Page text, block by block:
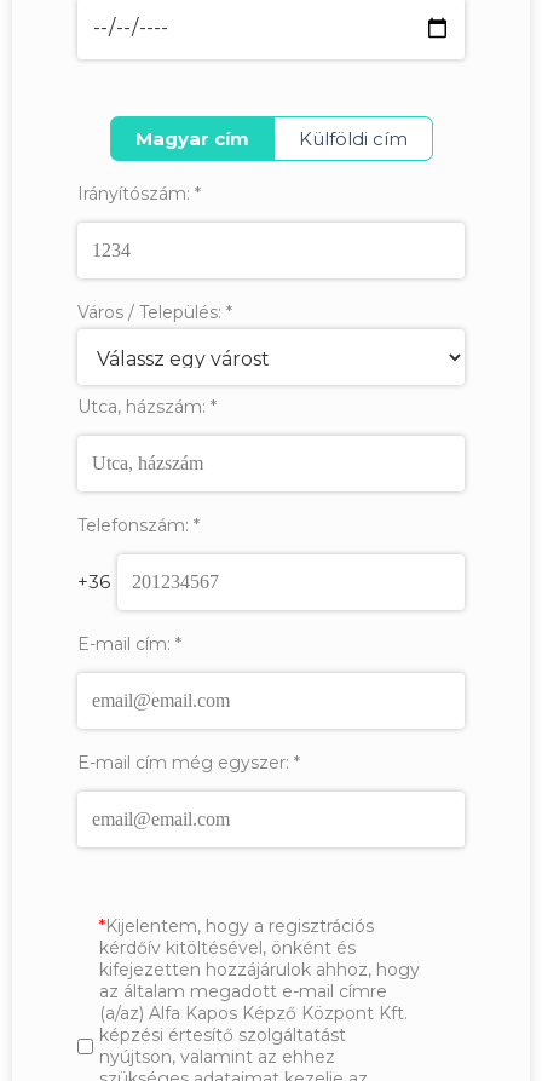
Magyar cím Külföldi cím
Irányítószám: *
Város / Település: *
Utca, házszám: *
Telefonszám: *
+36
E-mail cím: *
E-mail cím még egyszer: *
Kijelentem, hogy a regisztrációs
kérdőív kitöltésével, önként és
kifejezetten hozzájárulok ahhoz, hogy
az általam megadott e-mail címre
(a/az) Alfa Kapos Képző Központ Kft.
képzési értesítő szolgáltatást
nyújtson, valamint az ehhez